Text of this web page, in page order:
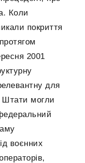
Коли
покриття
2001
для
Штати могли
воєнних